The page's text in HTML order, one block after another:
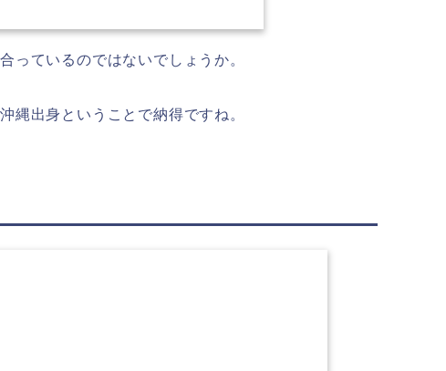
っているのではないでしょうか。
縄出身ということで納得ですね。